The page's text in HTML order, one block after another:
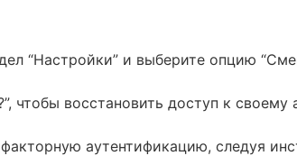
“Настройки” и выберите опцию
чтобы восстановить доступ к своему
аутентификацию, следуя